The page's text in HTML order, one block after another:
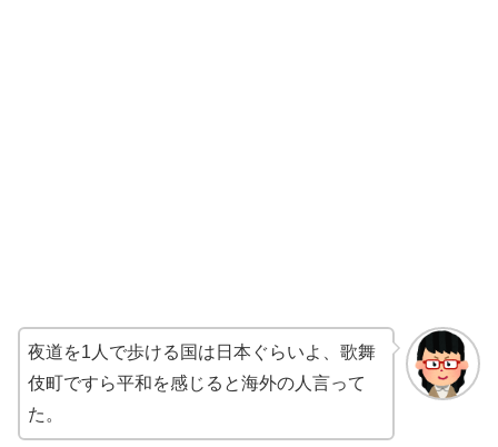
夜道を1人で歩ける国は日本ぐらいよ、歌舞
伎町ですら平和を感じると海外の人言って
た。